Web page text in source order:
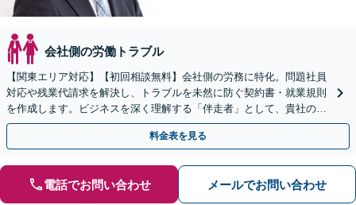
会社側の労働トラブル
【関東エリア対応】【初回相談無料】会社側の労務に特化。問題社員
対応や残業代請求を解決し、トラブルを未然に防ぐ契約書・就業規則
を作成します。ビジネスを深く理解する「伴走者」として、貴社の利
益と今後の事業成長を守り抜きます。
料金表を見る
電話でお問い合わせ メールでお問い合わせ